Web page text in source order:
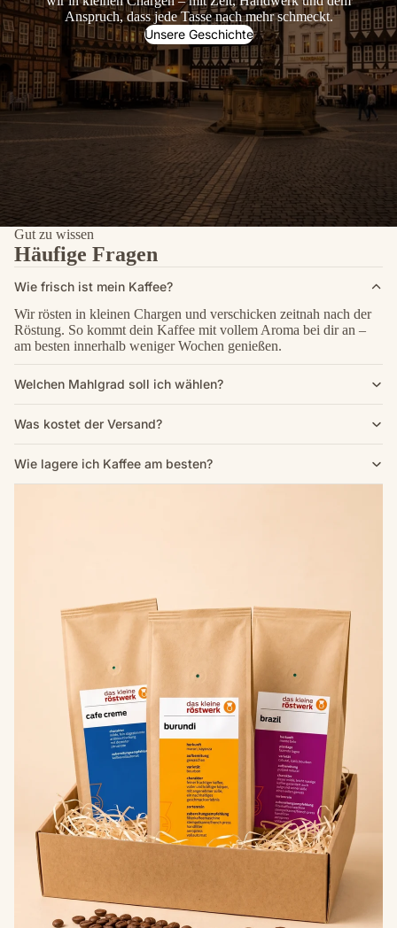
Anspruch, dass jede Tasse nach mehr schmeckt.
Unsere Geschichte
Gut zu wissen
Häufige Fragen
Wie frisch ist mein Kaffee?
Wir rösten in kleinen Chargen und verschicken zeitnah nach der
Röstung. So kommt dein Kaffee mit vollem Aroma bei dir an –
am besten innerhalb weniger Wochen genießen.
Welchen Mahlgrad soll ich wählen?
Was kostet der Versand?
Wie lagere ich Kaffee am besten?